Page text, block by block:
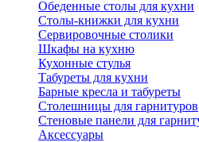
Обеденные столы для кухни
Столы-книжки для кухни
Сервировочные столики
Шкафы на кухню
Кухонные стулья
Табуреты для кухни
Барные кресла и табуреты
Столешницы для гарнитуров
Стеновые панели для
Аксессуары